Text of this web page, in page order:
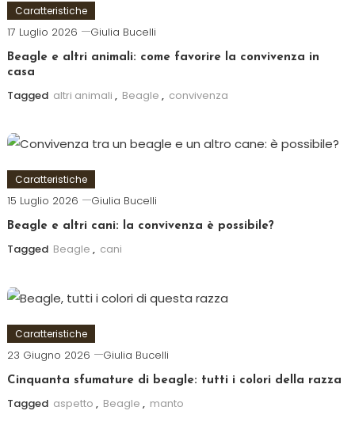
Caratteristiche
17 Luglio 2026 Giulia Bucelli
Beagle e altri animali: come favorire la convivenza in
casa
Tagged altri animali , Beagle , convivenza
Caratteristiche
15 Luglio 2026 Giulia Bucelli
Beagle e altri cani: la convivenza è possibile?
Tagged Beagle , cani
Caratteristiche
23 Giugno 2026 Giulia Bucelli
Cinquanta sfumature di beagle: tutti i colori della razza
Tagged aspetto , Beagle , manto